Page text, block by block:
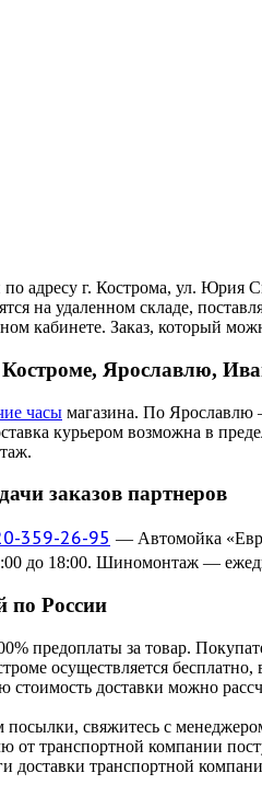
адресу г. Кострома, ул. Юрия
на удаленном складе,
кабинете. Заказ, который
Ярославлю,
часы магазина. По Ярославлю
курьером возможна в
заказов партнеров
359-26-95 — Автомойка
до 18:00. Шиномонтаж —
по России
предоплаты за товар.
осуществляется
доставки можно
свяжитесь с
от транспортной компании
доставки транспортной